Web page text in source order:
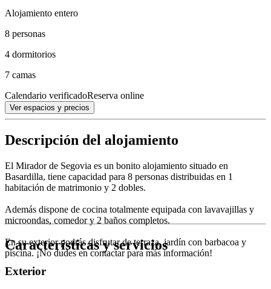
Alojamiento entero
8 personas
4 dormitorios
7 camas
Calendario verificadoReserva online
Ver espacios y precios
Descripción del alojamiento
El Mirador de Segovia es un bonito alojamiento situado en
Basardilla, tiene capacidad para 8 personas distribuidas en 1
habitación de matrimonio y 2 dobles.
Además dispone de cocina totalmente equipada con lavavajillas y
microondas, comedor y 2 baños completos.
En su exterior podrás disfrutar de terraza, jardín con barbacoa y
piscina. ¡No dudes en contactar para más información!
Características y servicios
Exterior